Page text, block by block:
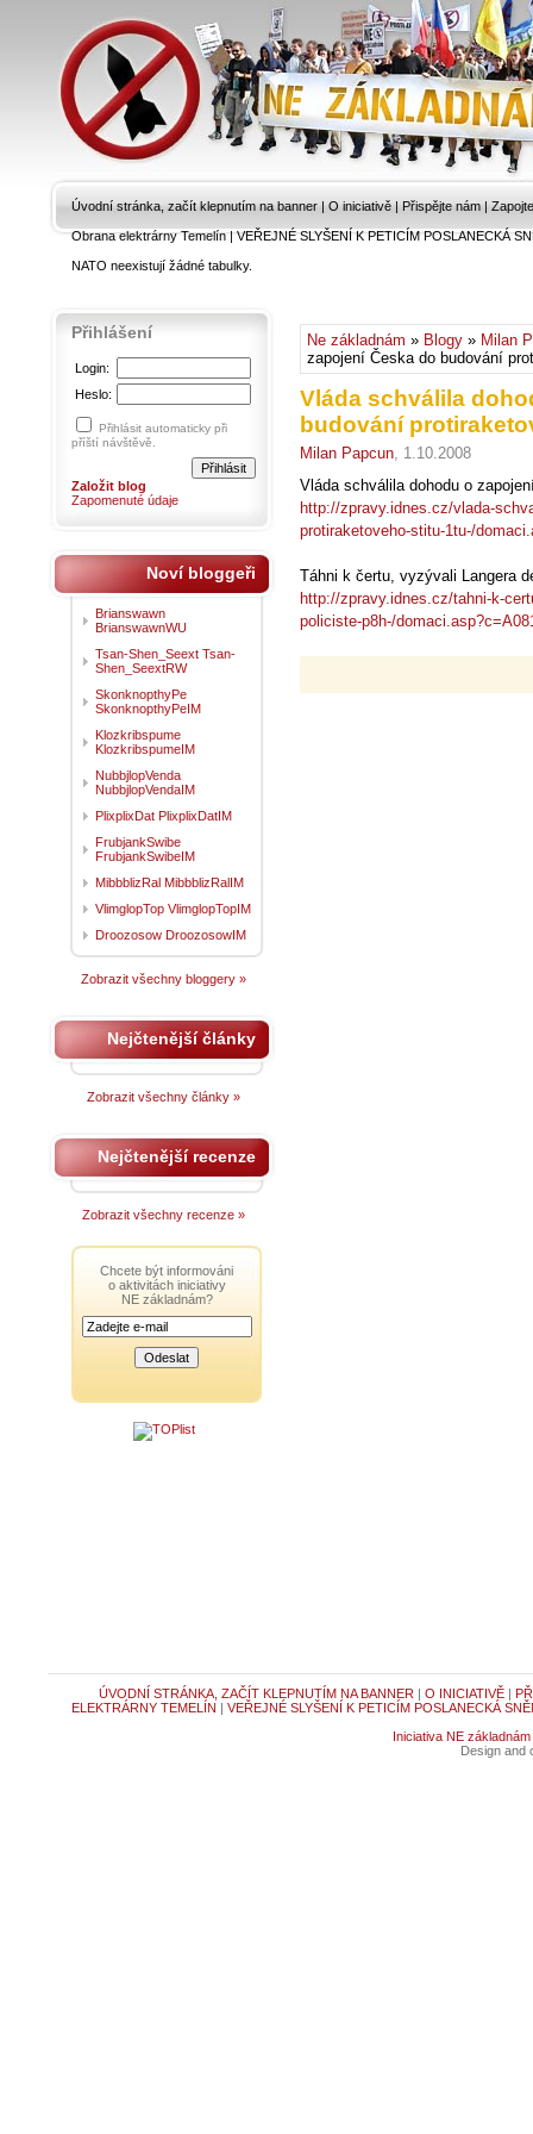
Úvodní stránka, začít klepnutím na banner | O iniciativě | Přispějte nám |
Obrana elektrárny Temelín|VEŘEJNÉ SLYŠENÍ K PETICÍM POSLANECKÁ
NATO neexistují žádné tabulky.
Ne základnám » Blogy » Milan
zapojení Česka do budování
Vláda schválila
budování
Milan Papcun, 1.10.2008
Vláda schválila dohodu o
http://zpravy.idnes.cz/vlada-
protiraketoveho-stitu-1tu-/
Táhni k čertu, vyzývali Langera
http://zpravy.idnes.cz/tahni-k-
policiste-p8h-/
Přihlášení
Login:
Heslo:
Přihlásit automaticky při
příští návštěvě.
Založit blog
Zapomenuté údaje
Noví bloggeři
Brianswawn
BrianswawnWU
Tsan-Shen_Seext Tsan-
Shen_SeextRW
SkonknopthyPe
SkonknopthyPeIM
Klozkribspume
KlozkribspumeIM
NubbjlopVenda
NubbjlopVendaIM
PlixplixDat PlixplixDatIM
FrubjankSwibe
FrubjankSwibeIM
MibbblizRal MibbblizRalIM
VlimglopTop VlimglopTopIM
Droozosow DroozosowIM
Zobrazit všechny bloggery »
Nejčtenější články
Zobrazit všechny články »
Nejčtenější recenze
Zobrazit všechny recenze »
Chcete být informováni
o aktivitách iniciativy
NE základnám?
ÚVODNÍ STRÁNKA, ZAČÍT KLEPNUTÍM NA BANNER | O INICIATIVĚ|
ELEKTRÁRNY TEMELÍN | VEŘEJNÉ SLYŠENÍ K PETICÍM POSLANECKÁ
Iniciativa NE základnám
Design and